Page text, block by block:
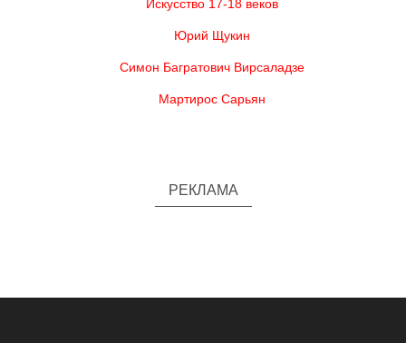
Искусство 17-18 веков
Юрий Щукин
Симон Багратович Вирсаладзе
Мартирос Сарьян
РЕКЛАМА